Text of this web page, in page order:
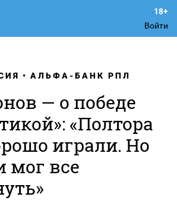
Войти
АЛЬФА-БАНК РПЛ
— о победе
«Полтора
играли. Но
мог все